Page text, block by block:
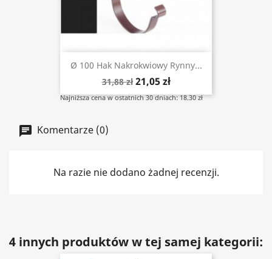
Ø 100 Hak Nakrokwiowy Rynny...
31,88 zł 21,05 zł
Najniższa cena w ostatnich 30 dniach: 18.30 zł
Komentarze (0)
Na razie nie dodano żadnej recenzji.
4 innych produktów w tej samej kategorii: